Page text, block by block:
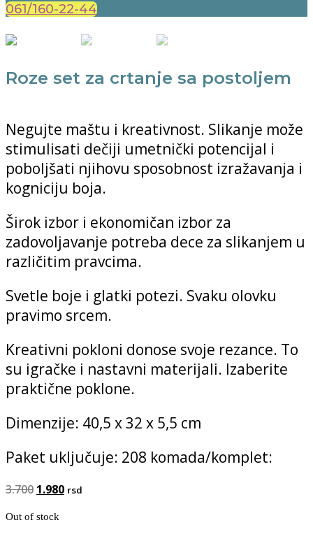
061/160-22-44
Roze set za crtanje sa postoljem
Negujte maštu i kreativnost. Slikanje može
stimulisati dečiji umetnički potencijal i
poboljšati njihovu sposobnost izražavanja i
kogniciju boja.
Širok izbor i ekonomičan izbor za
zadovoljavanje potreba dece za slikanjem u
različitim pravcima.
Svetle boje i glatki potezi. Svaku olovku
pravimo srcem.
Kreativni pokloni donose svoje rezance. To
su igračke i nastavni materijali. Izaberite
praktične poklone.
Dimenzije: 40,5 x 32 x 5,5 cm
Paket uključuje: 208 komada/komplet:
3.700 Original
was:
1.980Current
rsd
Out of stock